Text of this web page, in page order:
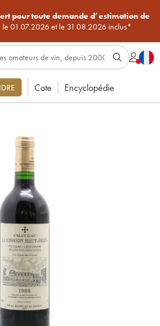
pour toute demande d’estimation de
le 01.07.2026 et le 31.08.2026 inclus*
Cote Encyclopédie